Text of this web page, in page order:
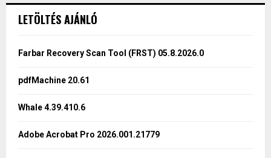
h
o
LETÖLTÉS AJÁNLÓ
Farbar Recovery Scan Tool (FRST) 05.8.2026.0
pdfMachine 20.61
Whale 4.39.410.6
Adobe Acrobat Pro 2026.001.21779